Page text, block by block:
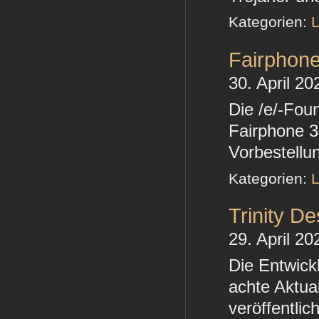
Kategorien:
30. April
Die /e/-
Fairphone
Kategorien:
Trinity
29. April
Die
achte